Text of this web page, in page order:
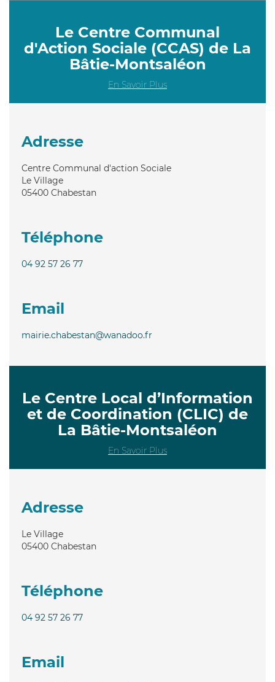
Le Centre Communal
d'Action Sociale (CCAS) de La
Bâtie-Montsaléon
En Savoir Plus
Adresse
Centre Communal d'action Sociale
Le Village
05400 Chabestan
Téléphone
04 92 57 26 77
Email
mairie.chabestan@wanadoo.fr
Le Centre Local d’Information
et de Coordination (CLIC) de
La Bâtie-Montsaléon
En Savoir Plus
Adresse
Le Village
05400 Chabestan
Téléphone
04 92 57 26 77
Email